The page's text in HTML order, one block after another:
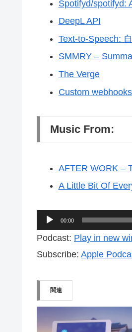
Spotifyd/spotifyd:
DeepL API
Text-to-Speech:
SMMRY –
The Verge
Custom
Music From:
AFTER WORK –
A Little Bit Of
声
プ
ー
00:00
Podcast: Play in new
Subscribe: Apple
関連